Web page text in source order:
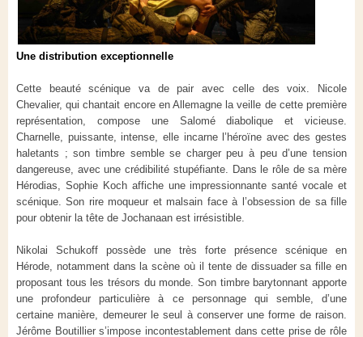
Une distribution exceptionnelle
Cette beauté scénique va de pair avec celle des voix. Nicole
Chevalier, qui chantait encore en Allemagne la veille de cette première
représentation, compose une Salomé diabolique et vicieuse.
Charnelle, puissante, intense, elle incarne l’héroïne avec des gestes
haletants ; son timbre semble se charger peu à peu d’une tension
dangereuse, avec une crédibilité stupéfiante. Dans le rôle de sa mère
Hérodias, Sophie Koch affiche une impressionnante santé vocale et
scénique. Son rire moqueur et malsain face à l’obsession de sa fille
pour obtenir la tête de Jochanaan est irrésistible.
Nikolai Schukoff possède une très forte présence scénique en
Hérode, notamment dans la scène où il tente de dissuader sa fille en
proposant tous les trésors du monde. Son timbre barytonnant apporte
une profondeur particulière à ce personnage qui semble, d’une
certaine manière, demeurer le seul à conserver une forme de raison.
Jérôme Boutillier s’impose incontestablement dans cette prise de rôle